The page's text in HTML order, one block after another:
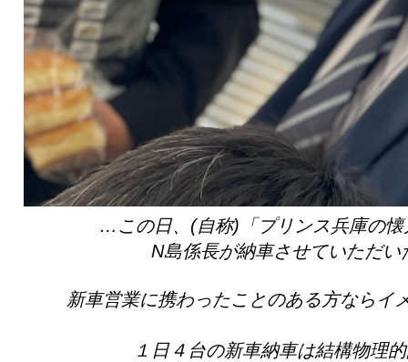
…この日、(自称)「プリンス兵庫の
N島係長が納車させていただ
新車営業に携わったことのある方ならイ
１日４台の新車納車は結構物理